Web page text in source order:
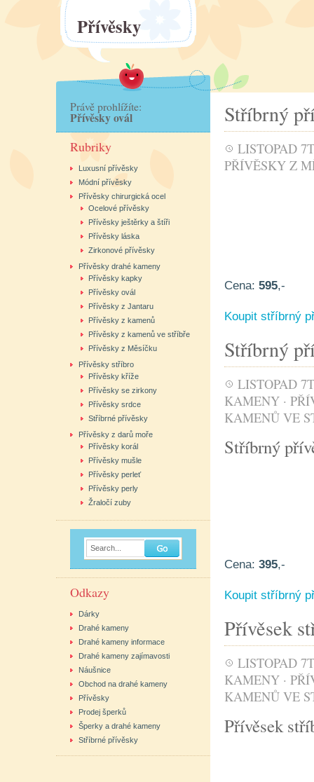
Přívěsky
Stříbrný
LISTOPAD
PŘÍVĚSKY Z
Cena: 595,-
Koupit stříbrný
Stříbrný
LISTOPAD
KAMENY ·
KAMENŮ VE
Stříbrný
Cena: 395,-
Koupit stříbrný
Přívěsek
LISTOPAD
KAMENY ·
KAMENŮ VE
Přívěsek
Právě prohlížíte:
Přívěsky ovál
Rubriky
Luxusní přívěsky
Módní přívěsky
Přívěsky chirurgická ocel
Ocelové přívěsky
Přívěsky ještěrky a štíři
Přívěsky láska
Zirkonové přívěsky
Přívěsky drahé kameny
Přívěsky kapky
Přívěsky ovál
Přívěsky z Jantaru
Přívěsky z kamenů
Přívěsky z kamenů ve stříbře
Přívěsky z Měsíčku
Přívěsky stříbro
Přívěsky kříže
Přívěsky se zirkony
Přívěsky srdce
Stříbrné přívěsky
Přívěsky z darů moře
Přívěsky korál
Přívěsky mušle
Přívěsky perleť
Přívěsky perly
Žraločí zuby
Search...
Odkazy
Dárky
Drahé kameny
Drahé kameny informace
Drahé kameny zajímavosti
Náušnice
Obchod na drahé kameny
Přívěsky
Prodej šperků
Šperky a drahé kameny
Stříbrné přívěsky